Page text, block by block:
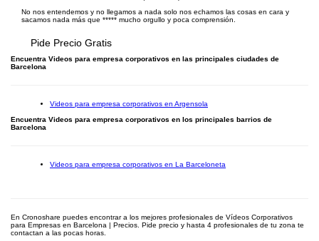
No nos entendemos y no llegamos a nada solo nos echamos las cosas en cara y
sacamos nada más que ***** mucho orgullo y poca comprensión.
Pide Precio Gratis
Encuentra Videos para empresa corporativos en las principales ciudades de
Barcelona
Videos para empresa corporativos en Argensola
Encuentra Videos para empresa corporativos en los principales barrios de
Barcelona
Videos para empresa corporativos en La Barceloneta
En Cronoshare puedes encontrar a los mejores profesionales de Vídeos Corporativos
para Empresas en Barcelona | Precios. Pide precio y hasta 4 profesionales de tu zona te
contactan a las pocas horas.